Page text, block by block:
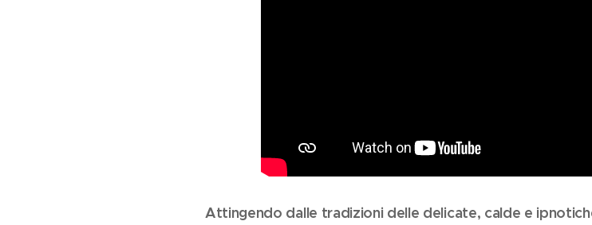
Attingendo dalle tradizioni delle delicate, calde e